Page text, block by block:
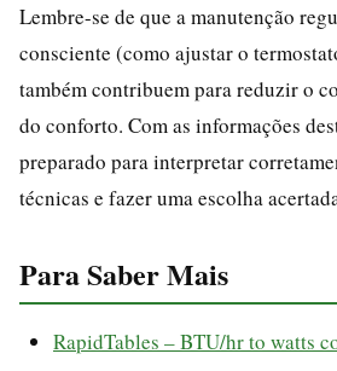
Lembre-se de que a manutenção
consciente (como ajustar o
também contribuem para reduzir o
do conforto. Com as informações
preparado para interpretar
técnicas e fazer uma escolha
Para Saber Mais
RapidTables – BTU/hr to watts